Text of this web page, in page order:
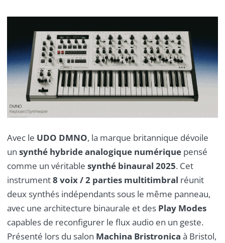
Avec le UDO DMNO, la marque britannique dévoile
un synthé hybride analogique numérique pensé
comme un véritable synthé binaural 2025. Cet
instrument8 voix / 2 parties multitimbral réunit
deux synthés indépendants sous le même panneau,
avec une architecture binaurale et des Play Modes
capables de reconfigurer le flux audio en un geste.
Présenté lors du salon Machina Bristronica à Bristol,